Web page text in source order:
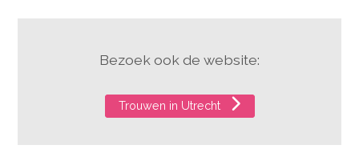
Bezoek ook de website:
Trouwen in Utrecht